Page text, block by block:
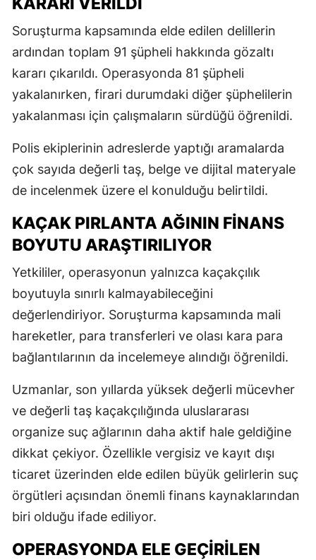
Soruşturma kapsamında elde edilen delillerin
ardından toplam 91 şüpheli hakkında gözaltı
kararı çıkarıldı. Operasyonda 81 şüpheli
yakalanırken, firari durumdaki diğer şüphelilerin
yakalanması için çalışmaların sürdüğü öğrenildi.
Polis ekiplerinin adreslerde yaptığı aramalarda
çok sayıda değerli taş, belge ve dijital materyale
de incelenmek üzere el konulduğu belirtildi.
KAÇAK PIRLANTA AĞININ FINANS
BOYUTU ARAŞTIRILIYOR
Yetkililer, operasyonun yalnızca kaçakçılık
boyutuyla sınırlı kalmayabileceğini
değerlendiriyor. Soruşturma kapsamında mali
hareketler, para transferleri ve olası kara para
bağlantılarının da incelemeye alındığı öğrenildi.
Uzmanlar, son yıllarda yüksek değerli mücevher
ve değerli taş kaçakçılığında uluslararası
organize suç ağlarının daha aktif hale geldiğine
dikkat çekiyor. Özellikle vergisiz ve kayıt dışı
ticaret üzerinden elde edilen büyük gelirlerin suç
örgütleri açısından önemli finans kaynaklarından
biri olduğu ifade ediliyor.
OPERASYONDA ELE GEÇIRILEN